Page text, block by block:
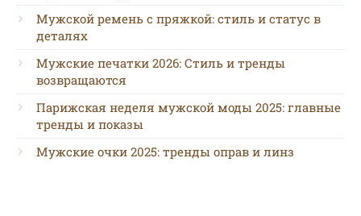
Мужской ремень с пряжкой: стиль и статус в
деталях
Мужские печатки 2026: Стиль и тренды
возвращаются
Парижская неделя мужской моды 2025: главные
тренды и показы
Мужские очки 2025: тренды оправ и линз